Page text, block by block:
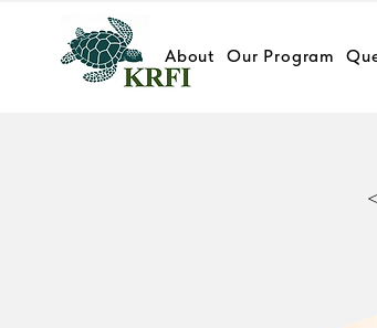
About Our Program